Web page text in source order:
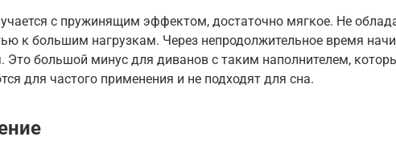
с пружинящим эффектом, достаточно мягкое. Не
к большим нагрузкам. Через непродолжительное время
Это большой минус для диванов с таким наполнителем,
для частого применения и не подходят для сна.